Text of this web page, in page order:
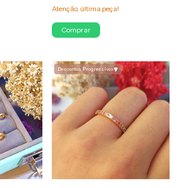
Atenção, última peça!
Comprar
Descontos Progressivos▾